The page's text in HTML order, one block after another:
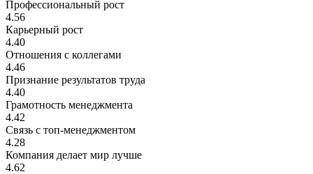
Профессиональный рост
4.56
Карьерный рост
4.40
Отношения с коллегами
4.46
Признание результатов труда
4.40
Грамотность менеджмента
4.42
Связь с топ-менеджментом
4.28
Компания делает мир лучше
4.62